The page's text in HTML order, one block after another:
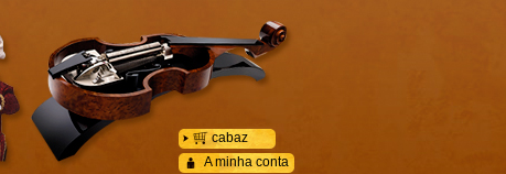
A minha conta
cabaz